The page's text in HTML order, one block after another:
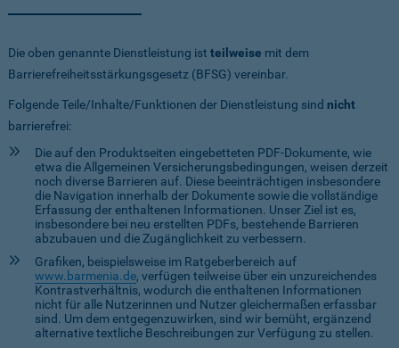
Die oben genannte Dienstleistung ist teilweise mit dem
Barrierefreiheitsstärkungsgesetz (BFSG) vereinbar.
Folgende Teile/Inhalte/Funktionen der Dienstleistung sind nicht
barrierefrei:
Die auf den Produktseiten eingebetteten PDF-Dokumente, wie
etwa die Allgemeinen Versicherungsbedingungen, weisen derzeit
noch diverse Barrieren auf. Diese beeinträchtigen insbesondere
die Navigation innerhalb der Dokumente sowie die vollständige
Erfassung der enthaltenen Informationen. Unser Ziel ist es,
insbesondere bei neu erstellten PDFs, bestehende Barrieren
abzubauen und die Zugänglichkeit zu verbessern.
Grafiken, beispielsweise im Ratgeberbereich auf
www.barmenia.de, verfügen teilweise über ein unzureichendes
Kontrastverhältnis, wodurch die enthaltenen Informationen
nicht für alle Nutzerinnen und Nutzer gleichermaßen erfassbar
sind. Um dem entgegenzuwirken, sind wir bemüht, ergänzend
alternative textliche Beschreibungen zur Verfügung zu stellen.